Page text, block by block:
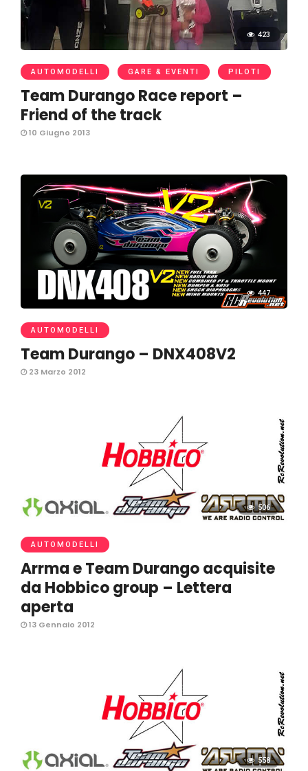
423
AUTOMODELLI GARE & EVENTI PILOTI
Team Durango Race report –
Friend of the track
10 Giugno 2013
447
AUTOMODELLI
Team Durango – DNX408V2
23 Marzo 2012
506
AUTOMODELLI
Arrma e Team Durango acquisite
da Hobbico group – Lettera
aperta
13 Gennaio 2012
558